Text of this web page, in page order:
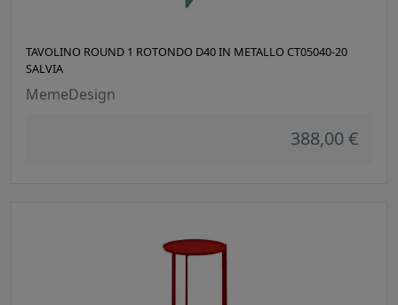
TAVOLINO ROUND 1 ROTONDO D40 IN METALLO CT05040-20
SALVIA
MemeDesign
388,00 €